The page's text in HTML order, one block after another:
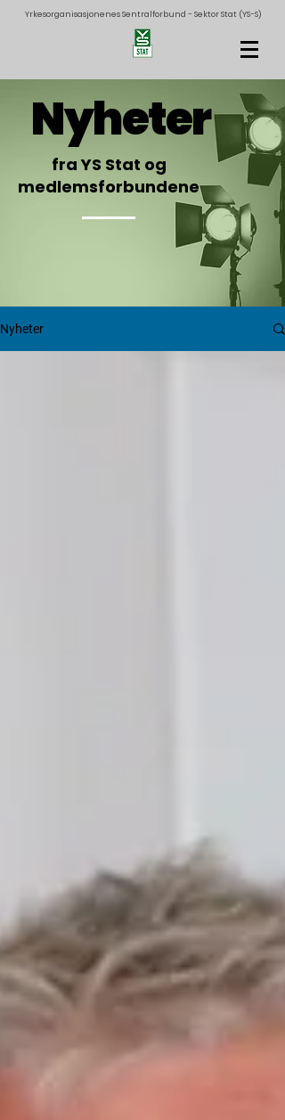
Yrkesorganisasjonenes Sentralforbund - Sektor Stat (YS-S)
Nyheter
fra YS Stat og
medlemsforbundene
Nyheter